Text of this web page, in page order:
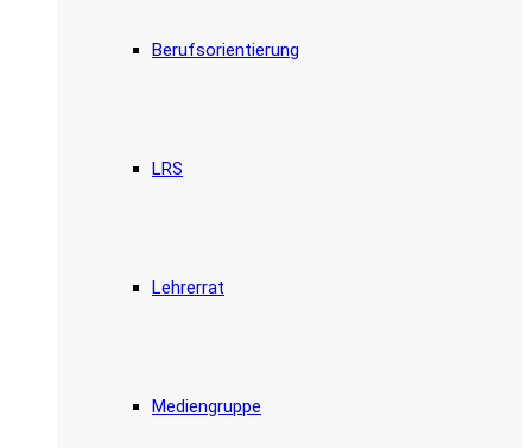
Berufsorientierung
LRS
Lehrerrat
Mediengruppe